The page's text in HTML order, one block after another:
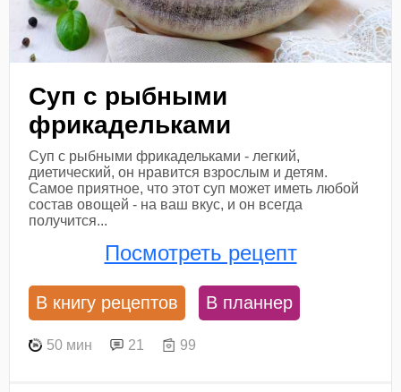
Суп с рыбными
фрикадельками
Суп с рыбными фрикадельками - легкий,
диетический, он нравится взрослым и детям.
Самое приятное, что этот суп может иметь любой
состав овощей - на ваш вкус, и он всегда
получится...
Посмотреть рецепт
В книгу рецептов В планнер
50 мин 21 99